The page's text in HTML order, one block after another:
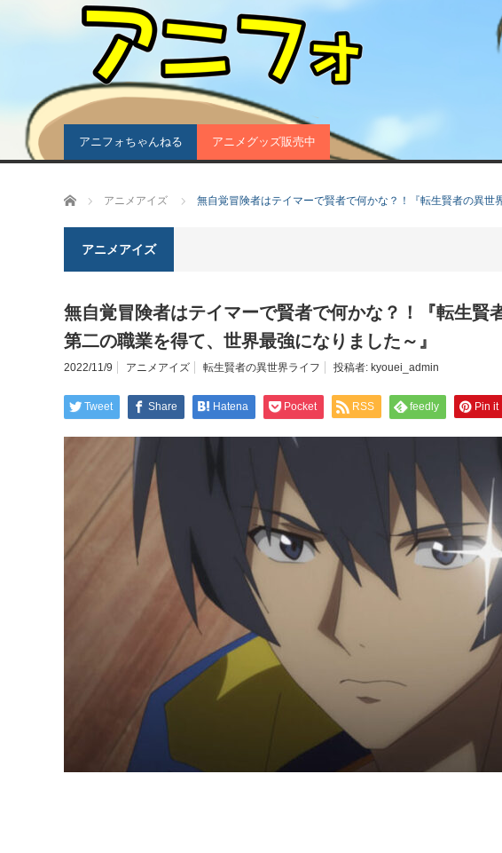
アニフォちゃんねる アニメグッズ販売中
ホーム アニメアイズ 無自覚冒険者はテイマーで賢者で何かな？！『転生賢者の異世
アニメアイズ
無自覚冒険者はテイマーで賢者で何かな？！『転生賢
第二の職業を得て、世界最強になりました～』
2022/11/9 アニメアイズ 転生賢者の異世界ライフ 投稿者: kyouei_admin
Tweet Share Hatena Pocket RSS feedly Pin it